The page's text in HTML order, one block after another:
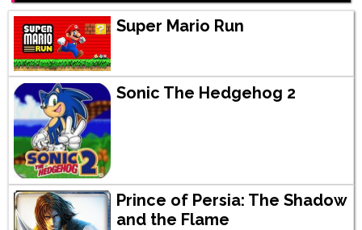
Super Mario Run
Sonic The Hedgehog 2
Prince of Persia: The Shadow
and the Flame